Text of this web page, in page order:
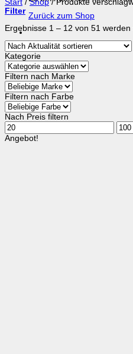
Zurück zum Shop
Start / Shop /Produkte
Filter
Ergebnisse 1 – 12 von 51
Kategorie
Filtern nach Marke
Filtern nach Farbe
Nach Preis filtern
Min.
Preis
Max.
Angebot!